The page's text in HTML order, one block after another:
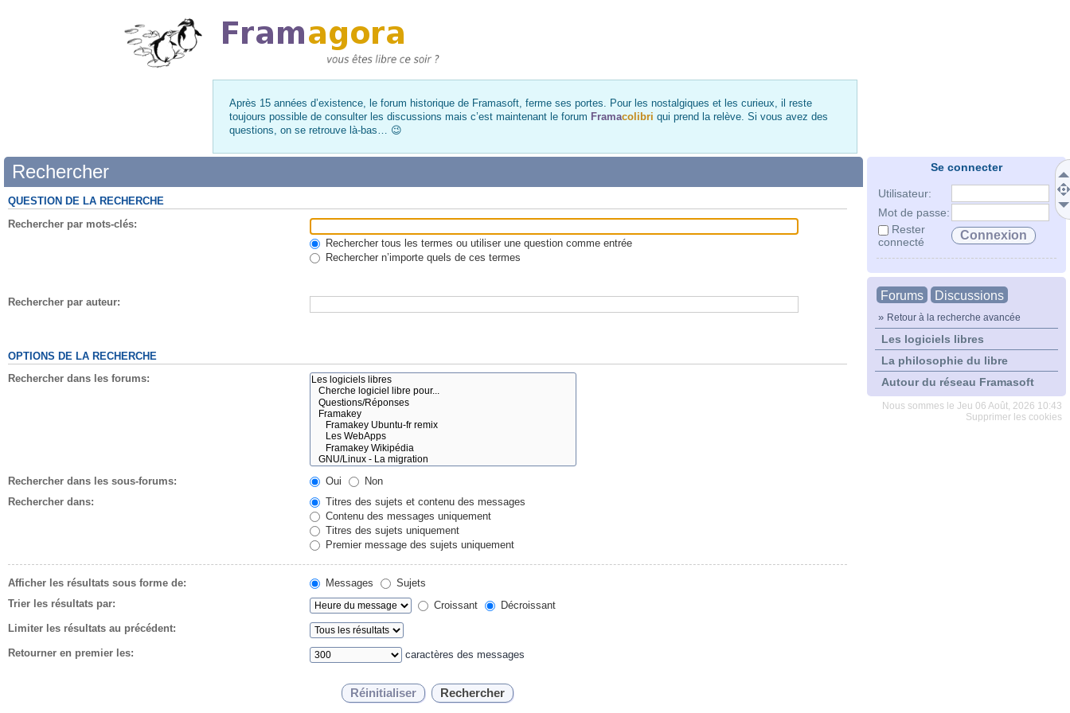
Après 15 années d’existence, le forum historique de Framasoft, ferme ses portes. Pour les nostalgiques et les curieux, il reste
toujours possible de consulter les discussions mais c’est maintenant le forum Framacolibri qui prend la relève. Si vous avez des
questions, on se retrouve là-bas… 😉
Se connecter
Utilisateur:
Mot de passe:
Rester
connecté
Forums Discussions
» Retour à la recherche avancée
Les logiciels libres
La philosophie du libre
Autour du réseau Framasoft
Nous sommes le Jeu 06 Août, 2026 10:43
Supprimer les cookies
Rechercher
QUESTION DE LA RECHERCHE
Rechercher par mots-clés:
Rechercher tous les termes ou utiliser une question comme entrée
Rechercher n’importe quels de ces termes
Rechercher par auteur:
OPTIONS DE LA RECHERCHE
Rechercher dans les forums:
Rechercher dans les sous-forums: Oui
Non
Rechercher dans:
Titres des sujets et contenu des messages
Contenu des messages uniquement
Titres des sujets uniquement
Premier message des sujets uniquement
Afficher les résultats sous forme de: Messages
Sujets
Trier les résultats par:
Croissant
Décroissant
Limiter les résultats au précédent:
Retourner en premier les: caractères des messages